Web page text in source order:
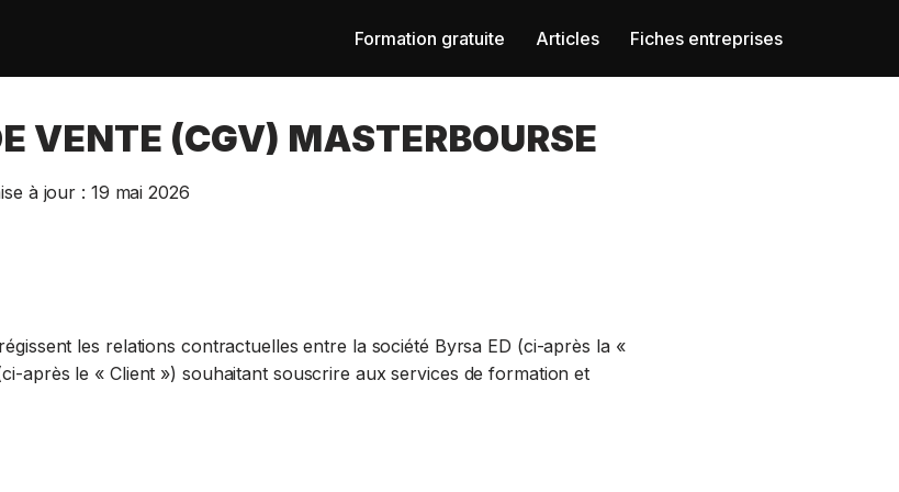
Formation gratuite Articles Fiches entreprises
VENTE (CGV) MASTERBOURSE
à jour : 19 mai 2026
les relations contractuelles entre la société Byrsa ED (ci-après la «
après le « Client ») souhaitant souscrire aux services de formation et